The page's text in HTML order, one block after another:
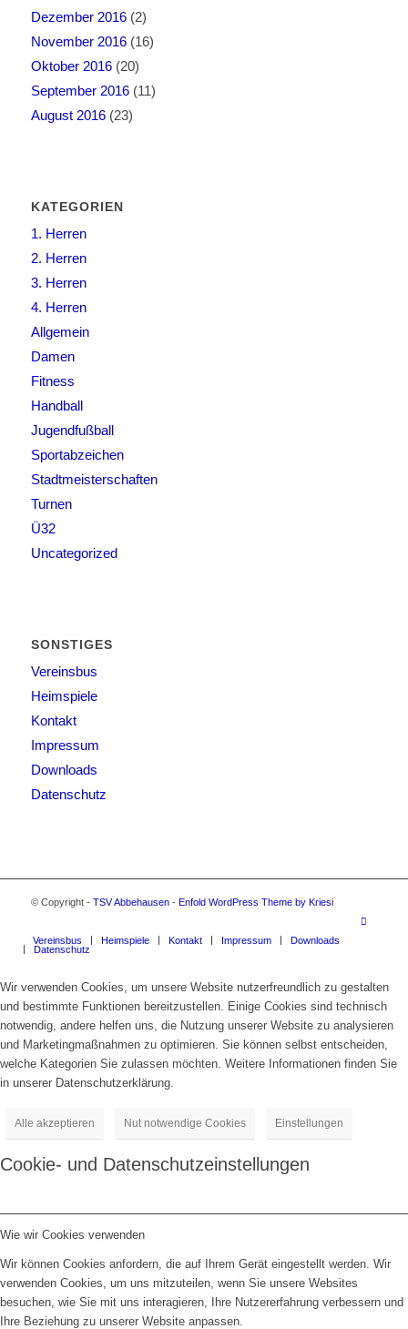
Dezember 2016(2)
November 2016(16)
Oktober 2016(20)
September 2016(11)
August 2016(23)
KATEGORIEN
1. Herren
2. Herren
3. Herren
4. Herren
Allgemein
Damen
Fitness
Handball
Jugendfußball
Sportabzeichen
Stadtmeisterschaften
Turnen
Ü32
Uncategorized
SONSTIGES
Vereinsbus
Heimspiele
Kontakt
Impressum
Downloads
Datenschutz
© Copyright - TSV Abbehausen- Enfold WordPress Theme by Kriesi
Vereinsbus Heimspiele Kontakt Impressum
Downloads
Datenschutz
Wir verwenden Cookies, um unsere Website nutzerfreundlich zu gestalten
und bestimmte Funktionen bereitzustellen. Einige Cookies sind technisch
notwendig, andere helfen uns, die Nutzung unserer Website zu analysieren
und Marketingmaßnahmen zu optimieren. Sie können selbst entscheiden,
welche Kategorien Sie zulassen möchten. Weitere Informationen finden Sie
in unserer Datenschutzerklärung.
Alle akzeptieren Nut notwendige Cookies Einstellungen
Cookie- und Datenschutzeinstellungen
Wie wir Cookies verwenden
Wir können Cookies anfordern, die auf Ihrem Gerät eingestellt werden. Wir
verwenden Cookies, um uns mitzuteilen, wenn Sie unsere Websites
besuchen, wie Sie mit uns interagieren, Ihre Nutzererfahrung verbessern und
Ihre Beziehung zu unserer Website anpassen.